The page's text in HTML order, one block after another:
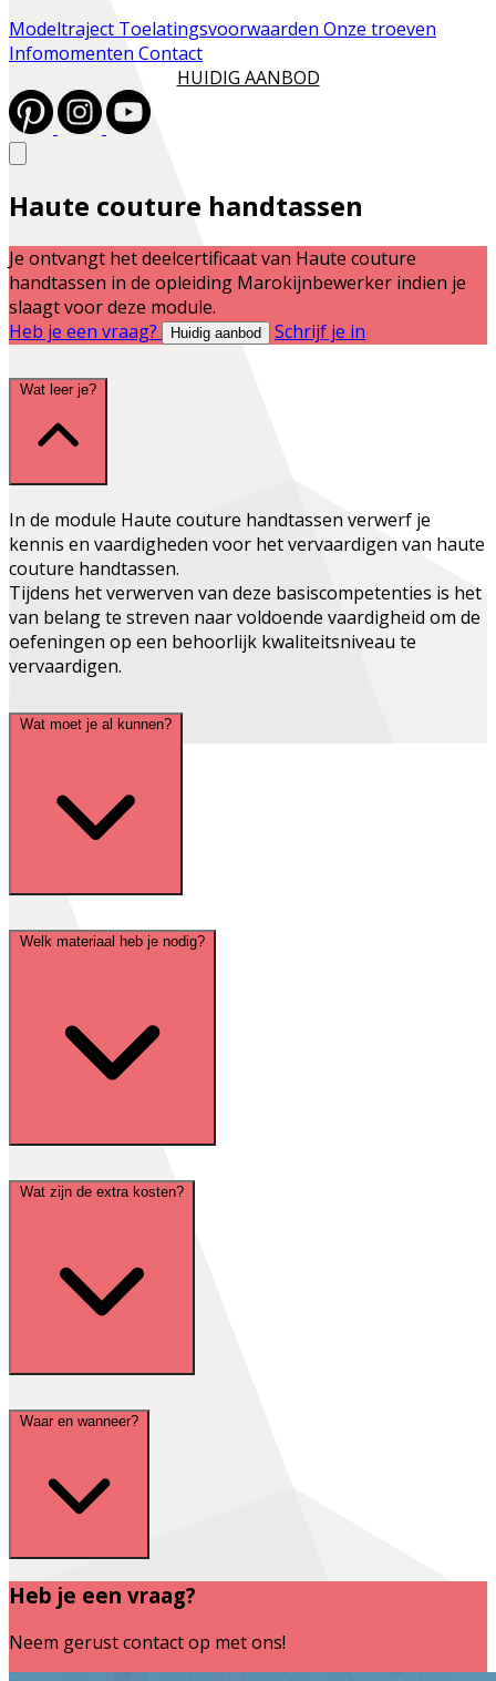
Modeltraject Toelatingsvoorwaarden Onze troeven
Infomomenten Contact
HUIDIG AANBOD
Haute couture handtassen
Je ontvangt het deelcertificaat van Haute couture
handtassen in de opleiding Marokijnbewerker indien je
slaagt voor deze module.
Heb je een vraag?
Huidig aanbod Schrijf je in
Wat leer je?
In de module Haute couture handtassen verwerf je
kennis en vaardigheden voor het vervaardigen van haute
couture handtassen.
Tijdens het verwerven van deze basiscompetenties is het
van belang te streven naar voldoende vaardigheid om de
oefeningen op een behoorlijk kwaliteitsniveau te
vervaardigen.
Wat moet je al kunnen?
Welk materiaal heb je nodig?
Wat zijn de extra kosten?
Waar en wanneer?
Heb je een vraag?
Neem gerust contact op met ons!